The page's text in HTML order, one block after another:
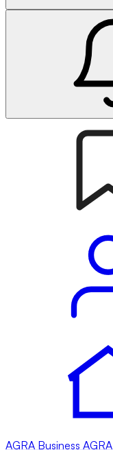
AGRA Business AGRA